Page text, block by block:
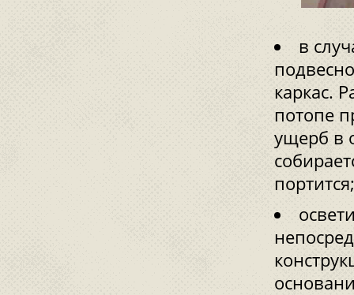
в
каркас.
потопе
ущерб в
портится;